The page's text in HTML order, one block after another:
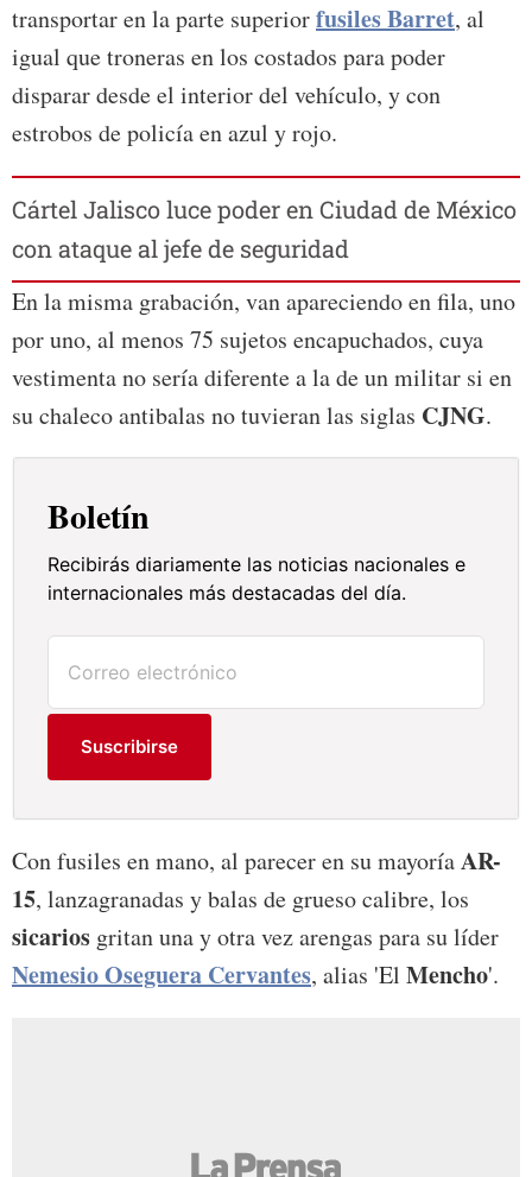
transportar en la parte superiorfusiles Barret, al
igual que troneras en los costados para poder
disparar desde el interior del vehículo, y con
estrobos de policía en azul y rojo.
Cártel Jalisco luce poder en Ciudad de México
con ataque al jefe de seguridad
En la misma grabación, van apareciendo en fila, uno
por uno, al menos 75 sujetos encapuchados, cuya
vestimenta no sería diferente a la de un militar si en
su chaleco antibalas no tuvieran las siglas CJNG.
Boletín
Recibirás diariamente las noticias nacionales e
internacionales más destacadas del día.
Suscribirse
Con fusiles en mano, al parecer en su mayoríaAR-
15, lanzagranadas y balas de grueso calibre, los
sicarios gritan una y otra vez arengas para su líder
Nemesio Oseguera Cervantes, alias 'El Mencho'.